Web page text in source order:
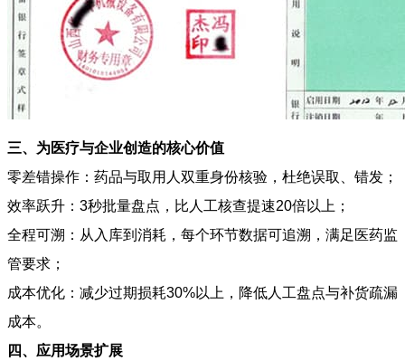
三、为医疗与企业创造的核心价值
零差错操作：药品与取用人双重身份核验，杜绝误取、错发；
效率跃升：3秒批量盘点，比人工核查提速20倍以上；
全程可溯：从入库到消耗，每个环节数据可追溯，满足医药监
管要求；
成本优化：减少过期损耗30%以上，降低人工盘点与补货疏漏
成本。
四、应用场景扩展